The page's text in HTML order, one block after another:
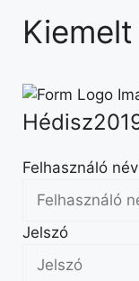
Felhasználó név
Jelszó